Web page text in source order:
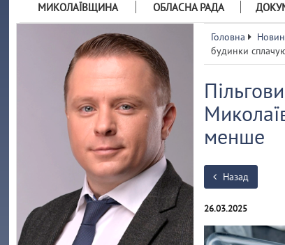
МИКОЛАЇВЩИНА ОБЛАСНА РАДА
Головна
будинки
менше
Назад
26.03.2025